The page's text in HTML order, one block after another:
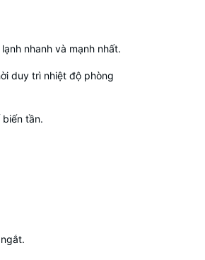
nhanh và mạnh nhất.
duy trì nhiệt độ phòng
tần.